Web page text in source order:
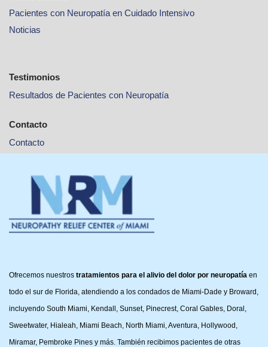
Pacientes con Neuropatía en Cuidado Intensivo
Noticias
Testimonios
Resultados de Pacientes con Neuropatía
Contacto
Contacto
Ofrecemos nuestros tratamientos para el alivio del dolor por neuropatía en
todo el sur de Florida, atendiendo a los condados de Miami-Dade y Broward,
incluyendo South Miami, Kendall, Sunset, Pinecrest, Coral Gables, Doral,
Sweetwater, Hialeah, Miami Beach, North Miami, Aventura, Hollywood,
Miramar, Pembroke Pines y más. También recibimos pacientes de otras